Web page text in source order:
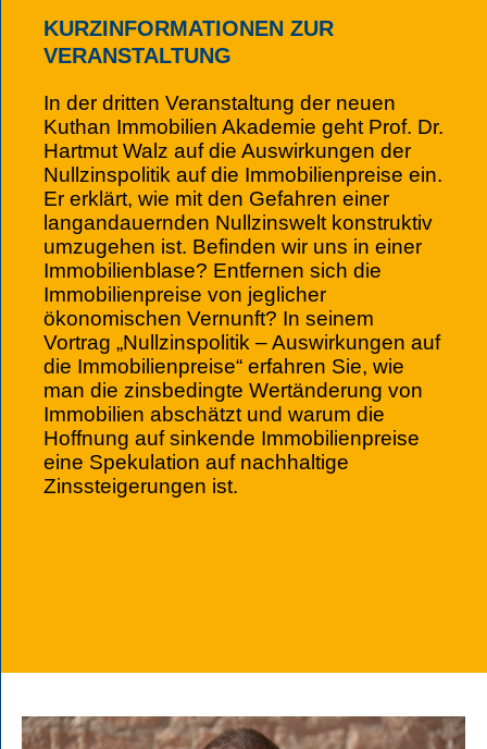
KURZINFORMATIONEN ZUR
VERANSTALTUNG
In der dritten Veranstaltung der neuen
Kuthan Immobilien Akademie geht Prof. Dr.
Hartmut Walz auf die Auswirkungen der
Nullzinspolitik auf die Immobilienpreise ein.
Er erklärt, wie mit den Gefahren einer
langandauernden Nullzinswelt konstruktiv
umzugehen ist. Befinden wir uns in einer
Immobilienblase? Entfernen sich die
Immobilienpreise von jeglicher
ökonomischen Vernunft? In seinem
Vortrag „Nullzinspolitik – Auswirkungen auf
die Immobilienpreise“ erfahren Sie, wie
man die zinsbedingte Wertänderung von
Immobilien abschätzt und warum die
Hoffnung auf sinkende Immobilienpreise
eine Spekulation auf nachhaltige
Zinssteigerungen ist.